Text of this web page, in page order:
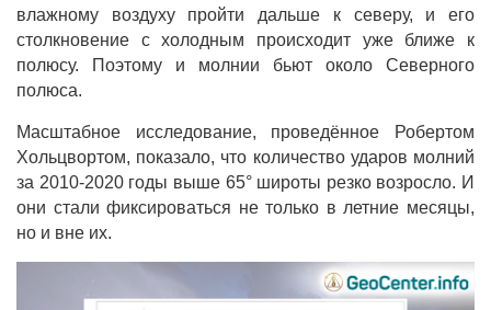
влажному воздуху пройти дальше к северу, и его
столкновение с холодным происходит уже ближе к
полюсу. Поэтому и молнии бьют около Северного
полюса.
Масштабное исследование, проведённое Робертом
Хольцвортом, показало, что количество ударов молний
за 2010-2020 годы выше 65° широты резко возросло. И
они стали фиксироваться не только в летние месяцы,
но и вне их.